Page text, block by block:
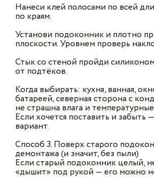
Нанеси клей полосами по всей
по краям.
Установи подоконник и плотно
плоскости. Уровнем проверь
Стык со стеной пройди
от подтёков.
Когда выбирать: кухня, ванная,
батареей, северная сторона с
не страшна влага и
Если хочется поставить и забыть
вариант.
Способ 3. Поверх старого
демонтажа (и значит, без пыли)
Если старый подоконник целый,
«дышит» под рукой — его можно